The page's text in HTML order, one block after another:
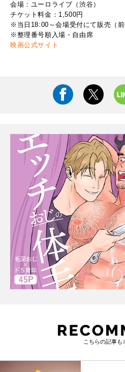
会場：ユーロライブ（渋谷）
チケット料金：1,500円
※当日18:00～会場受付にて販売（前
※整理番号順入場・自由席
映画公式サイト
こちらの記事も